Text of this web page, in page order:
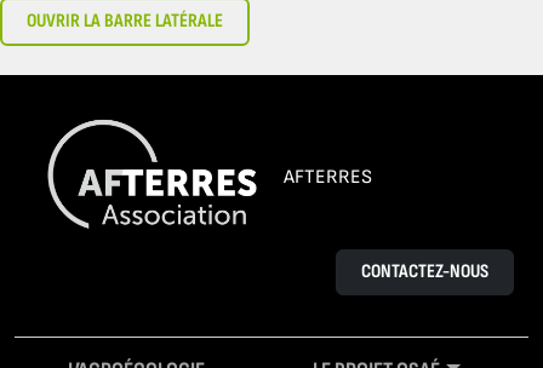
OUVRIR LA BARRE LATÉRALE
AFTERRES
CONTACTEZ-NOUS